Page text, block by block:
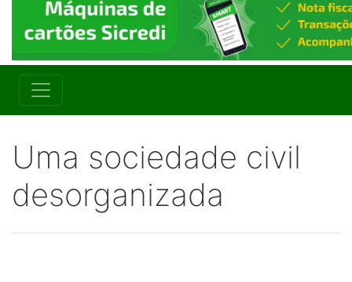
Uma sociedade civil
desorganizada